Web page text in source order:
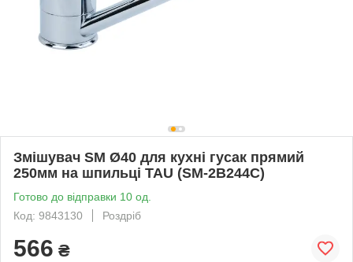
Змішувач SM Ø40 для кухні гусак прямий
250мм на шпильці TAU (SM-2B244C)
Готово до відправки 10 од.
Код: 9843130
Роздріб
566 ₴